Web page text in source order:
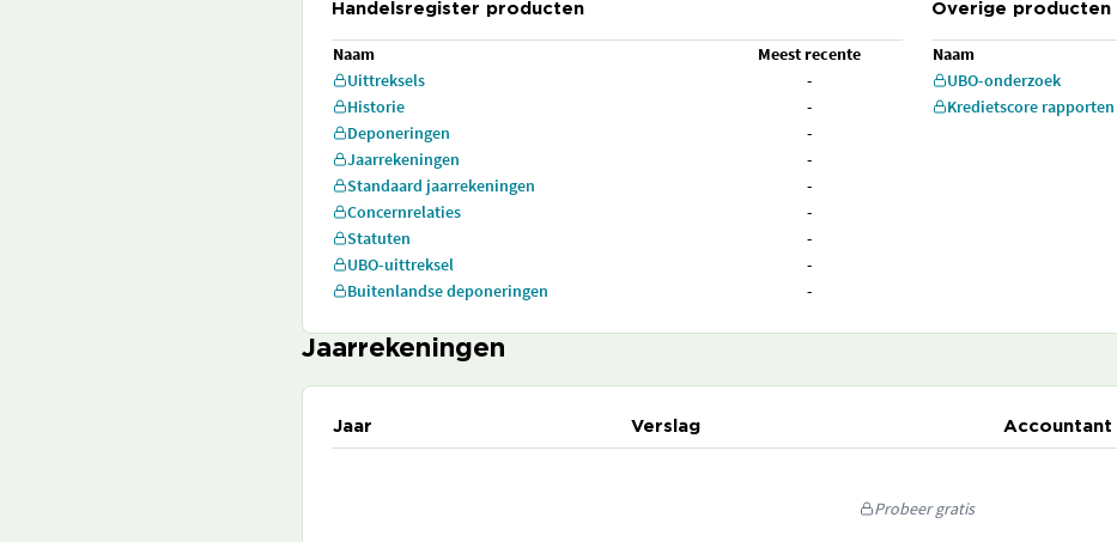
Handelsregister producten
Naam
Meest recente
Uittreksels
-
Historie
-
Deponeringen
-
Jaarrekeningen
-
Standaard jaarrekeningen
-
Concernrelaties
-
Statuten
-
UBO-uittreksel
-
Buitenlandse deponeringen
-
Overige producten
Naam
UBO-onderzoek
Kredietscore rapporten
Jaarrekeningen
Jaar Verslag Accountant
Probeer gratis